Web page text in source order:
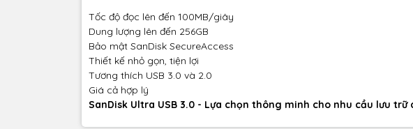
Tốc độ đọc lên đến 100MB/giây
Dung lượng lên đến 256GB
Bảo mật SanDisk SecureAccess
Thiết kế nhỏ gọn, tiện lợi
Tương thích USB 3.0 và 2.0
Giá cả hợp lý
SanDisk Ultra USB 3.0 - Lựa chọn thông minh cho nhu cầu lưu trữ